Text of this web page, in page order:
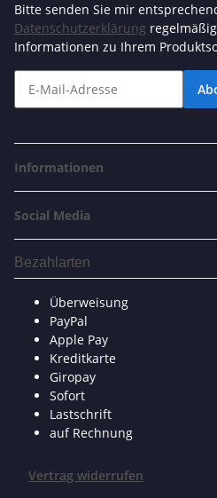
Bitte senden Sie mir
Datenschutzerklärung
Informationen zu Ihrem
Informationen
Social Media
Bezahlarten
Überweisung
PayPal
Apple Pay
Kreditkarte
Giropay
Sofort
Lastschrift
auf Rechnung
Vertrag widerrufen